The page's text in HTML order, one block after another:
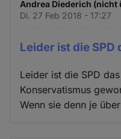
Andrea Diederich (nicht
Di. 27 Feb 2018 - 17:27
Leider ist die SPD
Leider ist die SPD
Konservatismus
Wenn sie denn je